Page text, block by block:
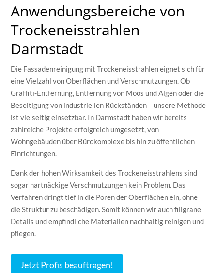
Anwendungsbereiche von
Trockeneisstrahlen
Darmstadt
Die Fassadenreinigung mit Trockeneisstrahlen eignet sich für
eine Vielzahl von Oberflächen und Verschmutzungen. Ob
Graffiti-Entfernung, Entfernung von Moos und Algen oder die
Beseitigung von industriellen Rückständen – unsere Methode
ist vielseitig einsetzbar. In Darmstadt haben wir bereits
zahlreiche Projekte erfolgreich umgesetzt, von
Wohngebäuden über Bürokomplexe bis hin zu öffentlichen
Einrichtungen.
Dank der hohen Wirksamkeit des Trockeneisstrahlens sind
sogar hartnäckige Verschmutzungen kein Problem. Das
Verfahren dringt tief in die Poren der Oberflächen ein, ohne
die Struktur zu beschädigen. Somit können wir auch filigrane
Details und empfindliche Materialien nachhaltig reinigen und
pflegen.
Jetzt Profis beauftragen!